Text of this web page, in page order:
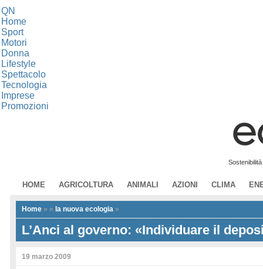
QN
Home
Sport
Motori
Donna
Lifestyle
Spettacolo
Tecnologia
Imprese
Promozioni
HOME AGRICOLTURA ANIMALI AZIONI CLIMA
Home » » la nuova ecologia »
L’Anci al governo: «Individuare il
19 marzo 2009